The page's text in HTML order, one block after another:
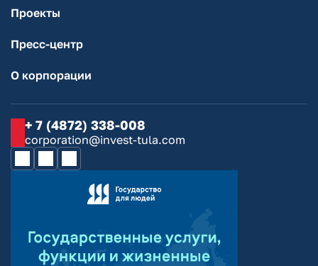
Проекты
Пресс-центр
О корпорации
+ 7 (4872) 338-008
corporation@invest-tula.com